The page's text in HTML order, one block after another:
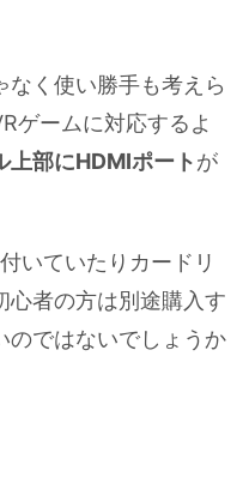
なく使い勝手も考えら
ゲームに対応するよ
上部にHDMIポートが
いていたりカードリ
心者の方は別途購入す
のではないでしょうか